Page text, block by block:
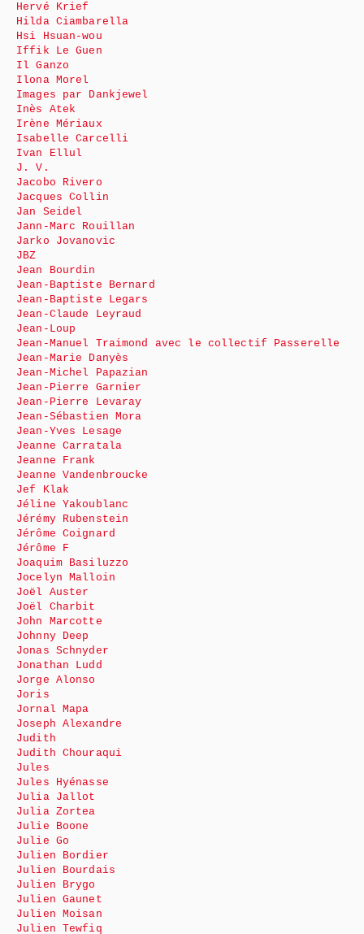
Hervé Krief
Hilda Ciambarella
Hsi Hsuan-wou
Iffik Le Guen
Il Ganzo
Ilona Morel
Images par Dankjewel
Inès Atek
Irène Mériaux
Isabelle Carcelli
Ivan Ellul
J. V.
Jacobo Rivero
Jacques Collin
Jan Seidel
Jann-Marc Rouillan
Jarko Jovanovic
JBZ
Jean Bourdin
Jean-Baptiste Bernard
Jean-Baptiste Legars
Jean-Claude Leyraud
Jean-Loup
Jean-Manuel Traimond avec le collectif Passerelle
Jean-Marie Danyès
Jean-Michel Papazian
Jean-Pierre Garnier
Jean-Pierre Levaray
Jean-Sébastien Mora
Jean-Yves Lesage
Jeanne Carratala
Jeanne Frank
Jeanne Vandenbroucke
Jef Klak
Jéline Yakoublanc
Jérémy Rubenstein
Jérôme Coignard
Jérôme F
Joaquim Basiluzzo
Jocelyn Malloin
Joël Auster
Joël Charbit
John Marcotte
Johnny Deep
Jonas Schnyder
Jonathan Ludd
Jorge Alonso
Joris
Jornal Mapa
Joseph Alexandre
Judith
Judith Chouraqui
Jules
Jules Hyénasse
Julia Jallot
Julia Zortea
Julie Boone
Julie Go
Julien Bordier
Julien Bourdais
Julien Brygo
Julien Gaunet
Julien Moisan
Julien Tewfiq